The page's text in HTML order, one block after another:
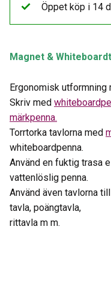
Magnet &
Ergonomisk utformning
Skriv med
märkpenna.
Torrtorka tavlorna med
whiteboardpenna.
Använd en fuktig trasa
vattenlöslig penna.
Använd även tavlorna
tavla, poängtavla,
rittavla m m.
Öppet köp i 14